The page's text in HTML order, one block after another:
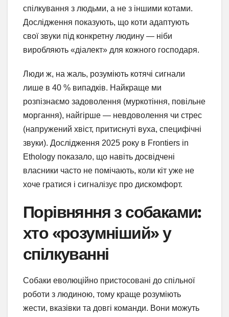
спілкування з людьми, а не з іншими котами.
Дослідження показують, що коти адаптують
свої звуки під конкретну людину — ніби
виробляють «діалект» для кожного господаря.
Люди ж, на жаль, розуміють котячі сигнали
лише в 40 % випадків. Найкраще ми
розпізнаємо задоволення (муркотіння, повільне
моргання), найгірше — невдоволення чи стрес
(напружений хвіст, притиснуті вуха, специфічні
звуки). Дослідження 2025 року в Frontiers in
Ethology показало, що навіть досвідчені
власники часто не помічають, коли кіт уже не
хоче гратися і сигналізує про дискомфорт.
Порівняння з собаками:
хто «розумніший» у
спілкуванні
Собаки еволюційно пристосовані до спільної
роботи з людиною, тому краще розуміють
жести, вказівки та довгі команди. Вони можуть